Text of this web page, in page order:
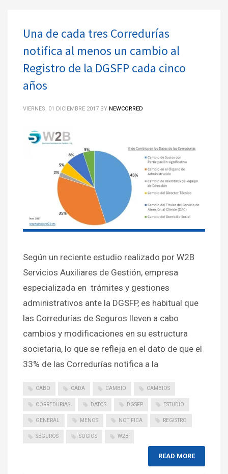
Una de cada tres Corredurías
notifica al menos un cambio al
Registro de la DGSFP cada cinco
años
VIERNES, 01 DICIEMBRE 2017 BY NEWCORRED
Según un reciente estudio realizado por W2B
Servicios Auxiliares de Gestión, empresa
especializada en trámites y gestiones
administrativos ante la DGSFP, es habitual que
las Corredurías de Seguros lleven a cabo
cambios y modificaciones en su estructura
societaria, lo que se refleja en el dato de que el
33% de las Corredurías notifica a la
CABO CADA CAMBIO CAMBIOS
CORREDURIAS DATOS DGSFP ESTUDIO
GENERAL MENOS NOTIFICA REGISTRO
SEGUROS SOCIOS W2B
READ MORE